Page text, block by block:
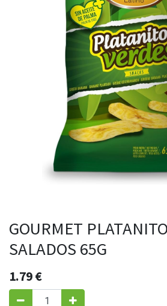
GOURMET
SALADOS 65G
1.79€